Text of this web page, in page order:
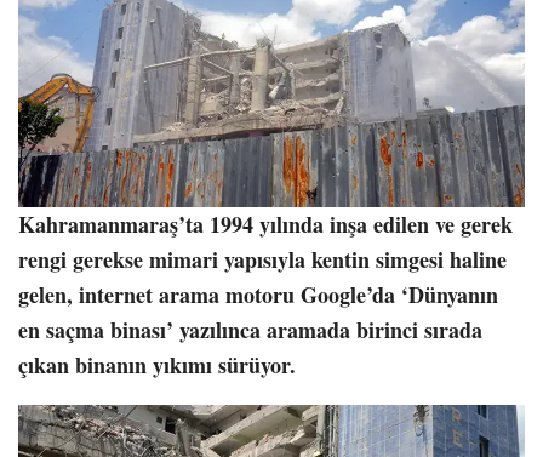
Kahramanmaraş’ta 1994 yılında inşa edilen ve gerek
rengi gerekse mimari yapısıyla kentin simgesi haline
gelen, internet arama motoru Google’da ‘Dünyanın
en saçma binası’ yazılınca aramada birinci sırada
çıkan binanın yıkımı sürüyor.